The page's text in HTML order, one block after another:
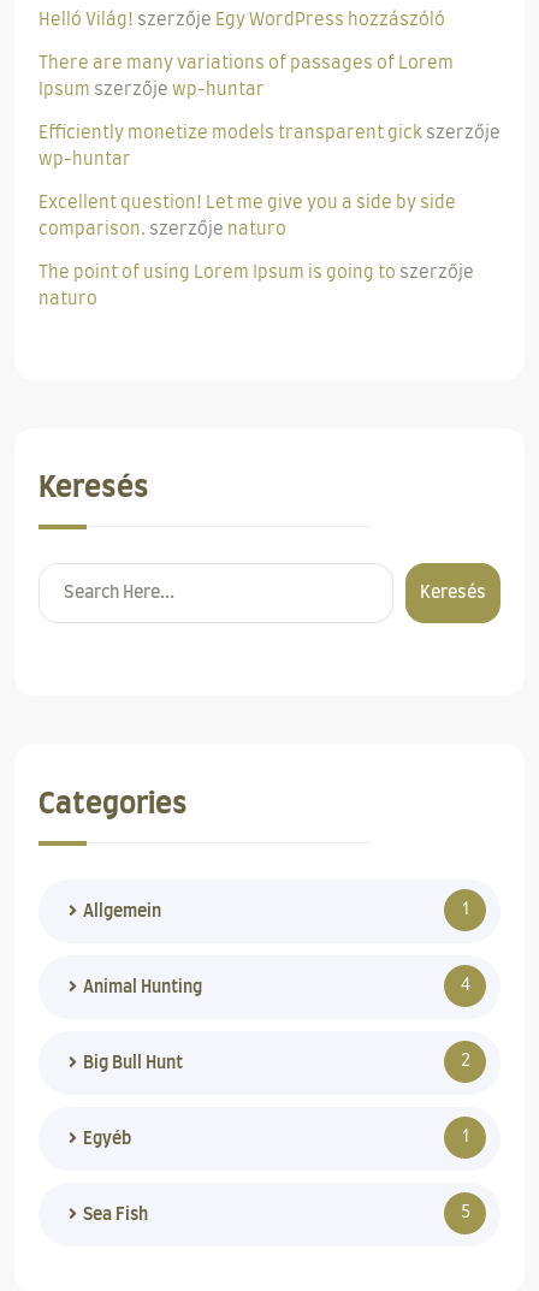
Helló Világ! szerzője Egy WordPress hozzászóló
There are many variations of passages of Lorem
Ipsum szerzője wp-huntar
Efficiently monetize models transparent gick szerzője
wp-huntar
Excellent question! Let me give you a side by side
comparison. szerzője naturo
The point of using Lorem Ipsum is going to szerzője
naturo
Keresés
Keresés
Categories
Allgemein 1
Animal Hunting 4
Big Bull Hunt 2
Egyéb 1
Sea Fish 5